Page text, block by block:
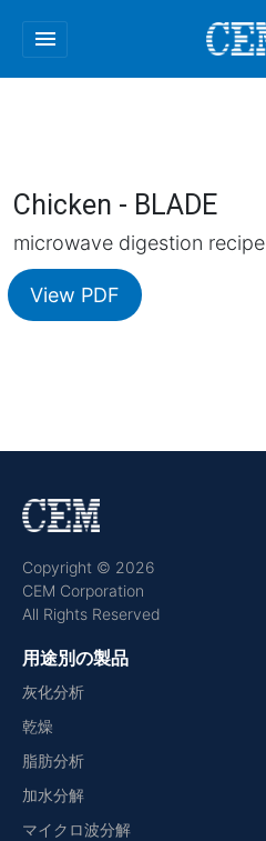
menu
Chicken - BLADE
microwave digestion recipe
View PDF
Copyright © 2026
CEM Corporation
All Rights Reserved
用途別の製品
灰化分析
乾燥
脂肪分析
加水分解
マイクロ波分解